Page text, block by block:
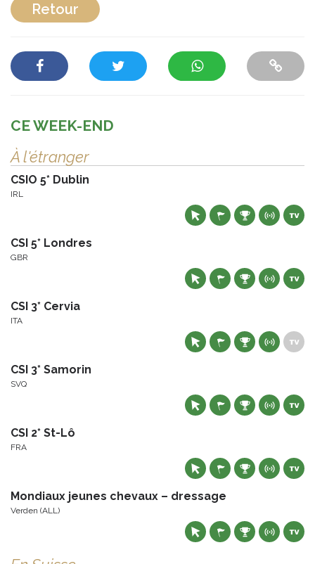
Retour
CE WEEK-END
À l'étranger
CSIO 5* Dublin
IRL
CSI 5* Londres
GBR
CSI 3* Cervia
ITA
CSI 3* Samorin
SVQ
CSI 2* St-Lô
FRA
Mondiaux jeunes chevaux – dressage
Verden (ALL)